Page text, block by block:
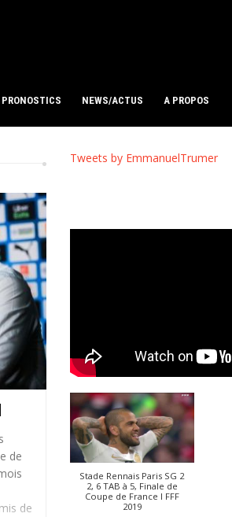
PRONOSTICS NEWS/ACTUS A PROPOS
de
de
Tweets by EmmanuelTrumer
Stade Rennais Paris SG 2
2, 6 TAB à 5, Finale de
Coupe de France I FFF
2019